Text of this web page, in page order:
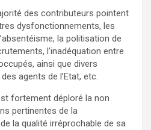
des contributeurs pointent
dysfonctionnements, les
la politisation de
l’inadéquation entre
ainsi que divers
agents de l’Etat, etc.
fortement déploré la non
pertinentes de la
la qualité irréprochable de sa